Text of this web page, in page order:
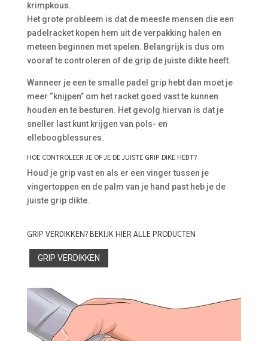
krimpkous.
Het grote probleem is dat de meeste mensen die een
padelracket kopen hem uit de verpakking halen en
meteen beginnen met spelen. Belangrijk is dus om
vooraf te controleren of de grip de juiste dikte heeft.
Wanneer je een te smalle padel grip hebt dan moet je
meer “knijpen” om het racket goed vast te kunnen
houden en te besturen. Het gevolg hiervan is dat je
sneller last kunt krijgen van pols- en
elleboogblessures.
HOE CONTROLEER JE OF JE DE JUISTE GRIP DIKE HEBT?
Houd je grip vast en als er een vinger tussen je
vingertoppen en de palm van je hand past heb je de
juiste grip dikte.
GRIP VERDIKKEN? BEKIJK HIER ALLE PRODUCTEN
GRIP VERDIKKEN